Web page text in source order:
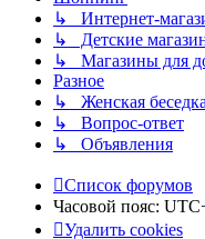
↳ Интернет-
↳ Детские
↳ Магазины для
Разное
↳ Женская беседка
↳ Вопрос-ответ
↳ Объявления
Список форумов
Часовой пояс:
Удалить cookies